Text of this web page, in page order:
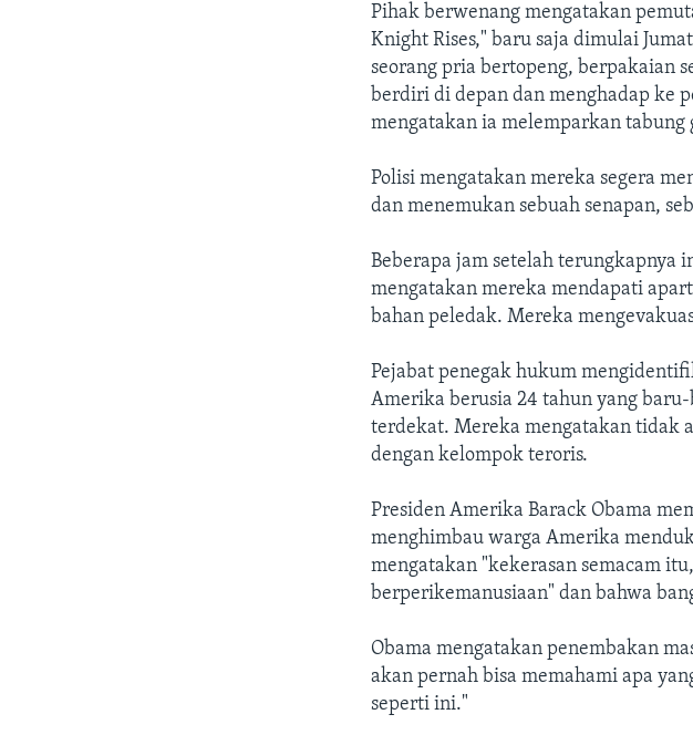
Pihak berwenang mengatakan
Knight Rises," baru saja dimulai
seorang pria bertopeng, berpakaian
berdiri di depan dan menghadap ke
mengatakan ia melemparkan tabung
Polisi mengatakan mereka segera
dan menemukan sebuah senapan,
Beberapa jam setelah terungkapnya
mengatakan mereka mendapati
bahan peledak. Mereka
Pejabat penegak hukum
Amerika berusia 24 tahun yang
terdekat. Mereka mengatakan tidak
dengan kelompok teroris.
Presiden Amerika Barack Obama
menghimbau warga Amerika
mengatakan "kekerasan semacam
berperikemanusiaan" dan bahwa
Obama mengatakan penembakan
akan pernah bisa memahami apa
seperti ini."